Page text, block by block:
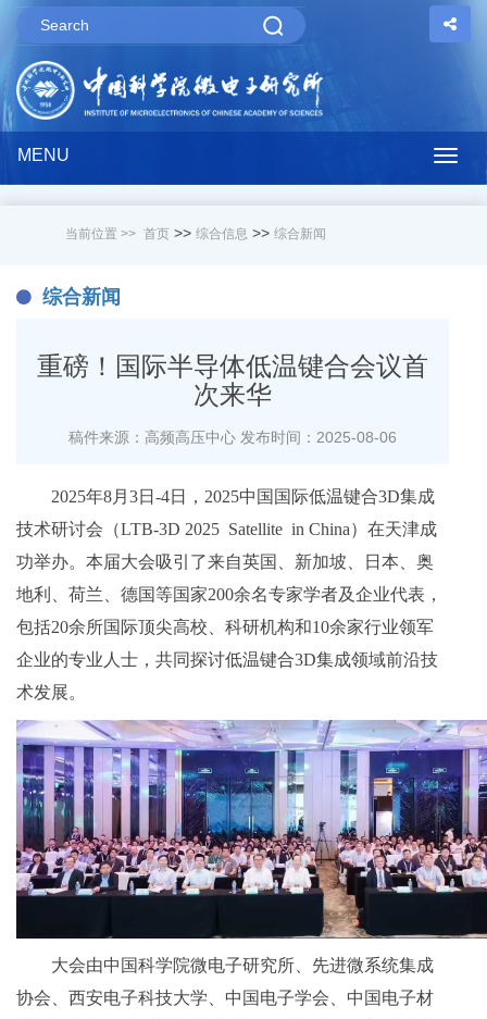
MENU
当前位置 >> 首页 >> 综合信息 >> 综合新闻
综合新闻
重磅！国际半导体低温键合会议首
次来华
稿件来源：高频高压中心 发布时间：2025-08-06
2025年8月3日-4日，2025中国国际低温键合3D集成
技术研讨会（LTB-3D 2025 Satellite in China）在天津成
功举办。本届大会吸引了来自英国、新加坡、日本、奥
地利、荷兰、德国等国家200余名专家学者及企业代表，
包括20余所国际顶尖高校、科研机构和10余家行业领军
企业的专业人士，共同探讨低温键合3D集成领域前沿技
术发展。
大会由中国科学院微电子研究所、先进微系统集成
协会、西安电子科技大学、中国电子学会、中国电子材